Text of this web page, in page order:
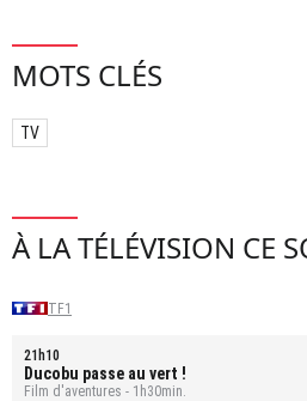
MOTS CLÉS
TV
À LA TÉLÉVISION CE
TF1
21h10
Ducobu passe au vert !
Film d'aventures - 1h30min.